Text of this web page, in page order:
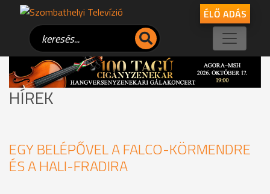
ÉLŐ ADÁS
HÍREK
EGY BELÉPŐVEL A FALCO-KÖRMENDRE
ÉS A HALI-FRADIRA